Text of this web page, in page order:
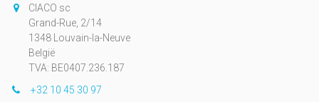
CIACO sc
Grand-Rue, 2/14
1348 Louvain-la-Neuve
België
TVA: BE0407.236.187
+32 10 45 30 97